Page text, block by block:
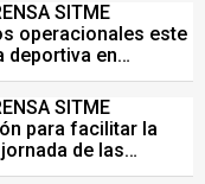
SITME
operacionales este
deportiva en
SITME
para facilitar la
de las
de julio